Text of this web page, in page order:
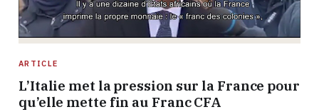
ARTICLE
L’Italie met la pression sur la France pour
qu’elle mette fin au Franc CFA